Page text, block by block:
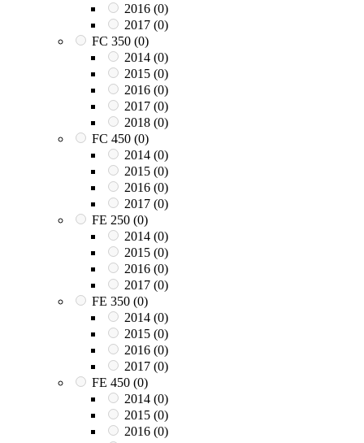
2016 (0)
2017 (0)
FC 350 (0)
2014 (0)
2015 (0)
2016 (0)
2017 (0)
2018 (0)
FC 450 (0)
2014 (0)
2015 (0)
2016 (0)
2017 (0)
FE 250 (0)
2014 (0)
2015 (0)
2016 (0)
2017 (0)
FE 350 (0)
2014 (0)
2015 (0)
2016 (0)
2017 (0)
FE 450 (0)
2014 (0)
2015 (0)
2016 (0)